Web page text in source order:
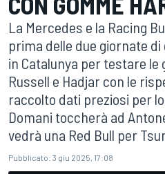
La Mercedes e la Racing
prima delle due giornate
in Catalunya per testare le
Russell e Hadjar con le
raccolto dati preziosi per
Domani toccherà ad
vedrà una Red Bull per
Pubblicato: 3 giu 2025, 17:08